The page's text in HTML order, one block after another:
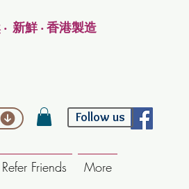
新鮮 ‧ 香港製造
Follow us
Refer Friends More